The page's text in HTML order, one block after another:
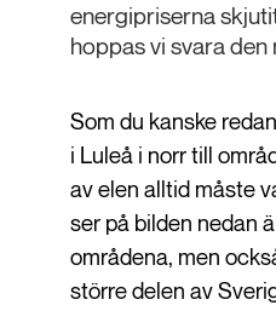
energipriserna
hoppas vi svara
Som du kanske
i Luleå i norr till
av elen alltid måste
ser på bilden nedan
områdena, men
större delen av